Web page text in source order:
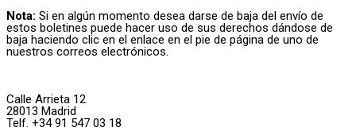
Nota: Si en algún momento desea darse de baja del envío de
estos boletines puede hacer uso de sus derechos dándose de
baja haciendo clic en el enlace en el pie de página de uno de
nuestros correos electrónicos.
Calle Arrieta 12
28013 Madrid
Telf. +34 91 547 03 18